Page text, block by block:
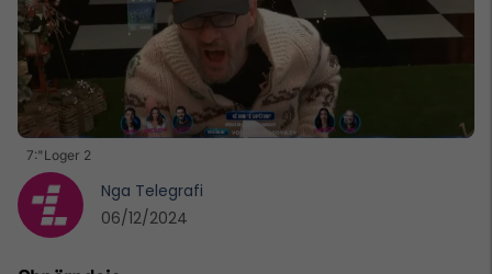
7:"Loger 2
Nga Telegrafi
06/12/2024